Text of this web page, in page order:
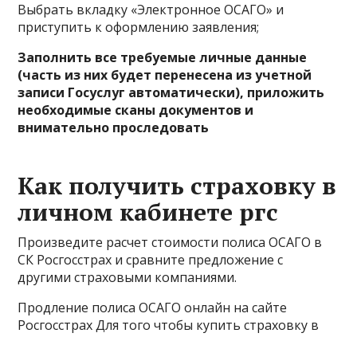
Выбрать вкладку «Электронное ОСАГО» и
приступить к оформлению заявления;
Заполнить все требуемые личные данные
(часть из них будет перенесена из учетной
записи Госуслуг автоматически), приложить
необходимые сканы документов и
внимательно проследовать
Как получить страховку в
личном кабинете ргс
Произведите расчет стоимости полиса ОСАГО в
СК Росгосстрах и сравните предложение с
другими страховыми компаниями.
Продление полиса ОСАГО онлайн на сайте
Росгосстрах Для того чтобы купить страховку в